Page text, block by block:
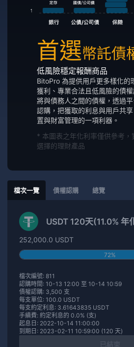
首選幣託債
低風險穩定報酬商品
BitoPro 為提供用戶更多樣化的
獲利、專業合法且低風險的債
將與債務人之間的債權，透過
認購，把獲取的利息與用戶共
置與財富管理的一項利器。
* 本圖表之年化利率僅供參考，
選擇的理財產品
檔次一覽 債權認購 總覽
USDT 120天(11.0% 年
252,000.0 USDT
72%
檔次編號: 811
認購時間: 10-13 12:00 至 10-14 10:59
債權認購: 3,500 支
每支單位: 100.0 USDT
每支約定利息: 3.61643835 USDT
手續費: 約定利息的 0.0% (支)
起息日: 2022-10-14 11:00:00
到期日: 2023-02-11 10:59:00 (120 天)